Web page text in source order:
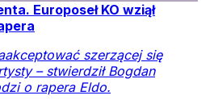
Europoseł KO wziął
szerzącej się
– stwierdził Bogdan
o rapera Eldo.